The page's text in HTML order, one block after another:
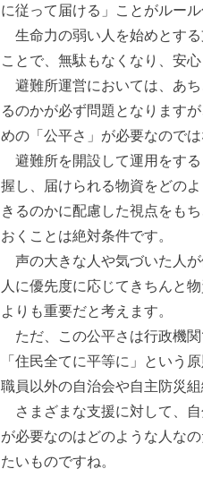
に従って届ける」ことがルール
生命力の弱い人を始めとす
ことで、無駄もなくなり、安
避難所運営においては、あ
るのかが必ず問題となります
めの「公平さ」が必要なのでは
避難所を開設して運用をす
握し、届けられる物資をどの
きるのかに配慮した視点をも
おくことは絶対条件です。
声の大きな人や気づいた人
人に優先度に応じてきちんと
よりも重要だと考えます。
ただ、この公平さは行政機
「住民全てに平等に」という
職員以外の自治会や自主防災
さまざまな支援に対して、
が必要なのはどのような人な
たいものですね。